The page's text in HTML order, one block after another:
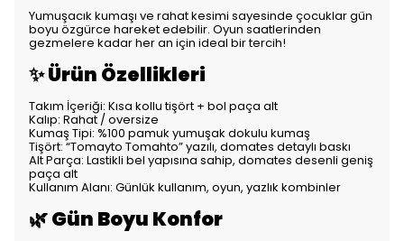
Yumuşacık kumaşı ve rahat kesimi sayesinde çocuklar gün
boyu özgürce hareket edebilir. Oyun saatlerinden
gezmelere kadar her an için ideal bir tercih!
✨ Ürün Özellikleri
Takım İçeriği: Kısa kollu tişört + bol paça alt
Kalıp: Rahat / oversize
Kumaş Tipi: %100 pamuk yumuşak dokulu kumaş
Tişört: “Tomayto Tomahto” yazılı, domates detaylı baskı
Alt Parça: Lastikli bel yapısına sahip, domates desenli geniş
paça alt
Kullanım Alanı: Günlük kullanım, oyun, yazlık kombinler
🌿 Gün Boyu Konfor